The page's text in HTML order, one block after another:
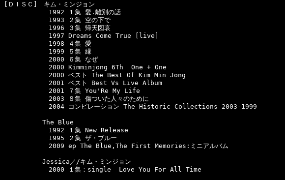
[ＤＩＳＣ]　キム・ミンジョン
1992 １集 愛.離別の話
1993 ２集 空の下で
1996 ３集 帰天図哀
1997 Dreams Come True [live]
1998 ４集 愛
1999 ５集 縁
2000 ６集 なぜ
2000 Kimminjong 6Th  One + One
2000 ベスト The Best Of Kim Min Jong
2001 ベスト Best Vs Live Album
2001 ７集 You'Re My Life
2003 ８集 傷ついた人々のために
2004 コンピレーション The Historic Collections 2003-1999
The Blue
1992 １集 New Release
1995 ２集 ザ・ブルー
2009 ep The Blue,The First Memories:ミニアルバム
Jessica／/キム・ミンジョン
2000 １集：single  Love You For All Time